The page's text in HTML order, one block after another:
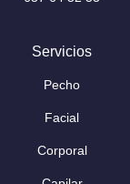
Servicios
Pecho
Facial
Corporal